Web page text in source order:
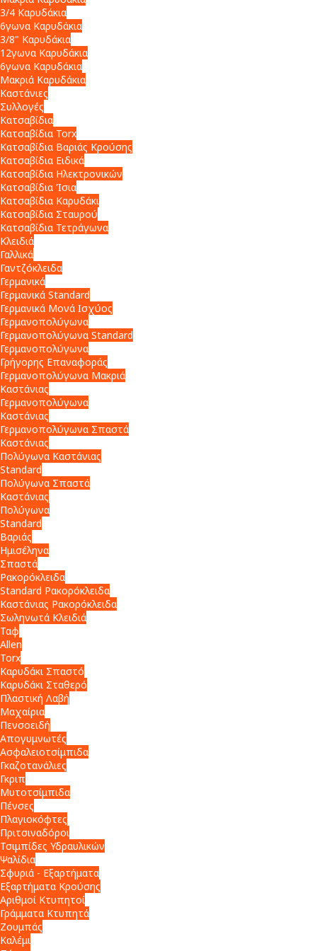
3/4 Καρυδάκια
6γωνα Καρυδάκια
3/8" Καρυδάκια
12γωνα Καρυδάκια
6γωνα Καρυδάκια
Μακριά Καρυδάκια
Καστάνιες
Συλλογές
Κατσαβίδια
Κατσαβίδια Torx
Κατσαβίδια Βαριάς Κρούσης
Κατσαβίδια Ειδικά
Κατσαβίδια Ηλεκτρονικών
Κατσαβίδια Ίσια
Κατσαβίδια Καρυδάκι
Κατσαβίδια Σταυρού
Κατσαβίδια Τετράγωνα
Κλειδιά
Γαλλικά
Γαντζόκλειδα
Γερμανικά
Γερμανικά Standard
Γερμανικά Μονά Ισχύος
Γερμανοπολύγωνα
Γερμανοπολύγωνα Standard
Γερμανοπολύγωνα
Γρήγορης Επαναφοράς
Γερμανοπολύγωνα Μακριά
Καστάνιας
Γερμανοπολύγωνα
Καστάνιας
Γερμανοπολύγωνα Σπαστά
Καστάνιας
Πολύγωνα Καστάνιας
Standard
Πολύγωνα Σπαστά
Καστάνιας
Πολύγωνα
Standard
Βαριάς
Ημισέληνα
Σπαστά
Ρακορόκλειδα
Standard Ρακορόκλειδα
Καστάνιας Ρακορόκλειδα
Σωληνωτά Κλειδιά
Ταφ
Allen
Torx
Καρυδάκι Σπαστό
Καρυδάκι Σταθερό
Πλαστική Λαβή
Μαχαίρια
Πενσοειδή
Απογυμνωτές
Ασφαλειοτσίμπιδα
Γκαζοτανάλιες
Γκριπ
Μυτοτσίμπιδα
Πένσες
Πλαγιοκόφτες
Πριτσιναδόροι
Τσιμπίδες Υδραυλικών
Ψαλίδια
Σφυριά - Εξαρτήματα
Εξαρτήματα Κρούσης
Αριθμοί Κτυπητοί
Γράμματα Κτυπητά
Ζουμπάς
Καλέμι